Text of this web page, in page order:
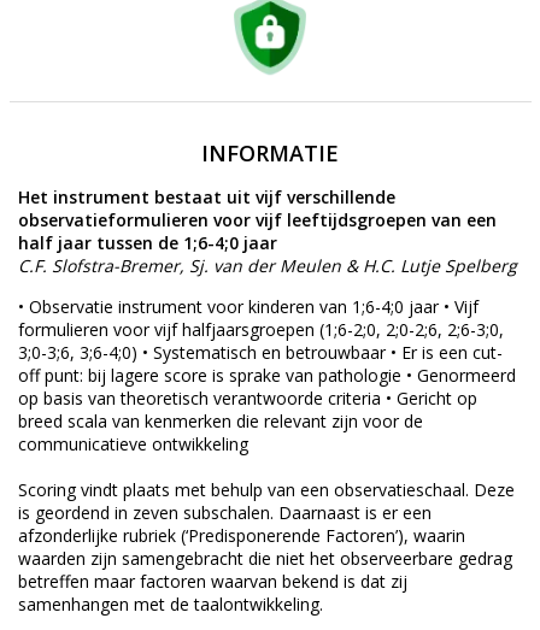
INFORMATIE
Het instrument bestaat uit vijf verschillende
observatieformulieren voor vijf leeftijdsgroepen van een
half jaar tussen de 1;6-4;0 jaar
C.F. Slofstra-Bremer, Sj. van der Meulen & H.C. Lutje Spelberg
• Observatie instrument voor kinderen van 1;6-4;0 jaar • Vijf
formulieren voor vijf halfjaarsgroepen (1;6-2;0, 2;0-2;6, 2;6-3;0,
3;0-3;6, 3;6-4;0) • Systematisch en betrouwbaar • Er is een cut-
off punt: bij lagere score is sprake van pathologie • Genormeerd
op basis van theoretisch verantwoorde criteria • Gericht op
breed scala van kenmerken die relevant zijn voor de
communicatieve ontwikkeling
Scoring vindt plaats met behulp van een observatieschaal. Deze
is geordend in zeven subschalen. Daarnaast is er een
afzonderlijke rubriek (‘Predisponerende Factoren’), waarin
waarden zijn samengebracht die niet het observeerbare gedrag
betreffen maar factoren waarvan bekend is dat zij
samenhangen met de taalontwikkeling.